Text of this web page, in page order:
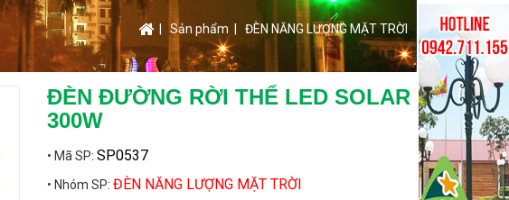
|Sản phẩm ĐÈN NĂNG LƯỢNG MẶT TRỜI
ĐÈN ĐƯỜNG RỜI THỂ LED SOLAR
300W
• Mã SP:SP0537
• Nhóm SP:ĐÈN NĂNG LƯỢNG MẶT TRỜI